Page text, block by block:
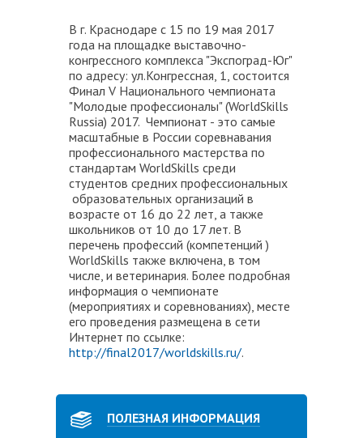
В г. Краснодаре с 15 по 19 мая 2017
года на площадке выставочно-
конгрессного комплекса "Экспоград-Юг"
по адресу: ул.Конгрессная, 1, состоится
Финал V Национального чемпионата
"Молодые профессионалы" (WorldSkills
Russia) 2017. Чемпионат - это самые
масштабные в России соревнавания
профессионального мастерства по
стандартам WorldSkills среди
студентов средних профессиональных
образовательных организаций в
возрасте от 16 до 22 лет, а также
школьников от 10 до 17 лет. В
перечень профессий (компетенций )
WorldSkills также включена, в том
числе, и ветеринария. Более подробная
информация о чемпионате
(мероприятиях и соревнованиях), месте
его проведения размещена в сети
Интернет по ссылке:
http://final2017/worldskills.ru/.
ПОЛЕЗНАЯ ИНФОРМАЦИЯ